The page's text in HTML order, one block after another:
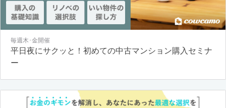
毎週木･金開催
平日夜にサクッと！初めての中古マンション購入セミナ
ー